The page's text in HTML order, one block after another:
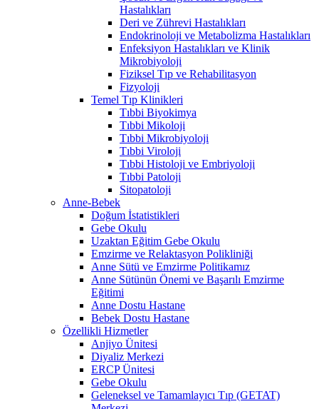
Hastalıkları
Deri ve Zührevi Hastalıkları
Endokrinoloji ve Metabolizma Hastalıkları
Enfeksiyon Hastalıkları ve Klinik
Mikrobiyoloji
Fiziksel Tıp ve Rehabilitasyon
Fizyoloji
Temel Tıp Klinikleri
Tıbbi Biyokimya
Tıbbi Mikoloji
Tıbbi Mikrobiyoloji
Tıbbi Viroloji
Tıbbi Histoloji ve Embriyoloji
Tıbbi Patoloji
Sitopatoloji
Anne-Bebek
Doğum İstatistikleri
Gebe Okulu
Uzaktan Eğitim Gebe Okulu
Emzirme ve Relaktasyon Polikliniği
Anne Sütü ve Emzirme Politikamız
Anne Sütünün Önemi ve Başarılı Emzirme
Eğitimi
Anne Dostu Hastane
Bebek Dostu Hastane
Özellikli Hizmetler
Anjiyo Ünitesi
Diyaliz Merkezi
ERCP Ünitesi
Gebe Okulu
Geleneksel ve Tamamlayıcı Tıp (GETAT)